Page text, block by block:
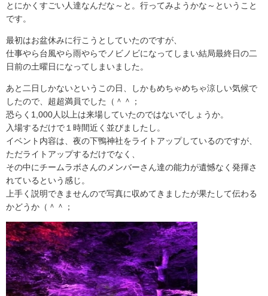
とにかくすごい人達なんだな～と。行ってみようかな～ということ
です。
最初はお盆休みに行こうとしていたのですが、
仕事やら台風やら雨やらでノビノビになってしまい結局最終日の二
日前の土曜日になってしまいました。
あと二日しかないというこの日、しかもめちゃめちゃ涼しい気候で
したので、超超満員でした（＾＾；
恐らく 1,000人以上は来場していたのではないでしょうか。
入場するだけで１時間近く並びましたし。
イベント内容は、夜の下鴨神社をライトアップしているのですが、
ただライトアップするだけでなく、
その中にチームラボさんのメンバーさん達の能力が遺憾なく発揮さ
れているという感じ。
上手く説明できませんので写真に収めてきましたが果たして伝わる
かどうか（＾＾；